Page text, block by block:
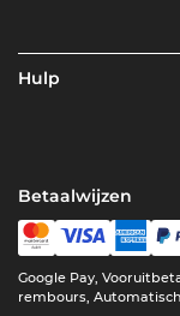
Hulp
Betaalwijzen
Google Pay,
rembours,